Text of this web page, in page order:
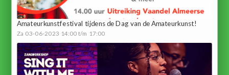
Amateurkunstfestival tijdens de Dag van de Amateurkunst!
Za 03-06-2023 14:00 t/m 17:00